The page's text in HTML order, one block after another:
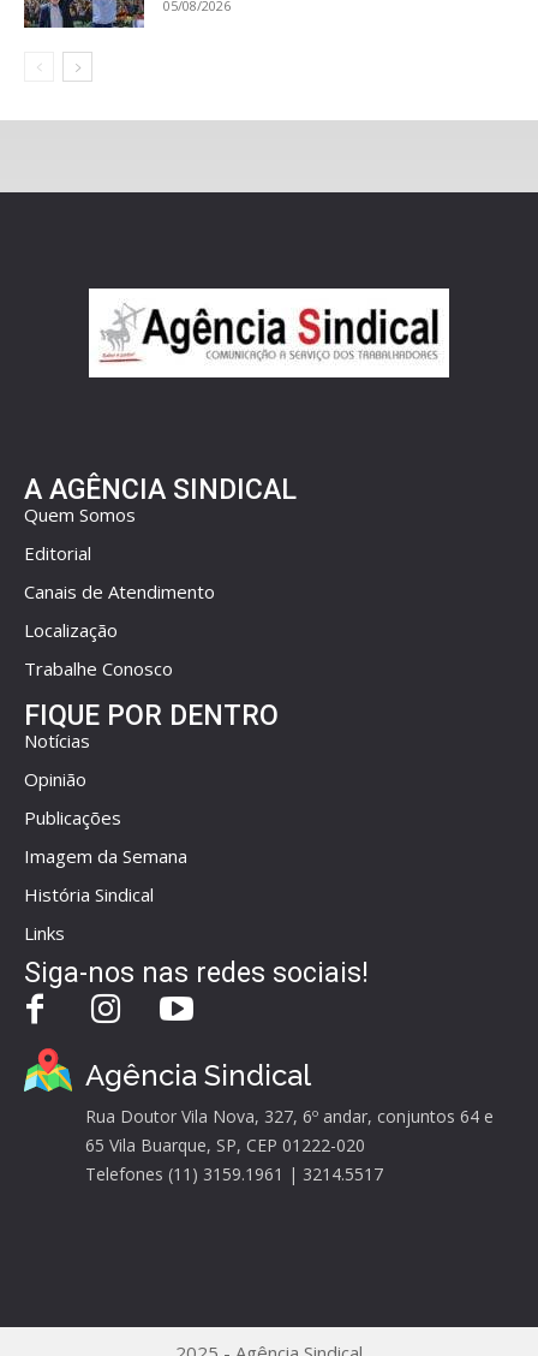
05/08/2026
A AGÊNCIA SINDICAL
Quem Somos
Editorial
Canais de Atendimento
Localização
Trabalhe Conosco
FIQUE POR DENTRO
Notícias
Opinião
Publicações
Imagem da Semana
História Sindical
Links
Siga-nos nas redes sociais!
Agência Sindical
Rua Doutor Vila Nova, 327, 6º andar, conjuntos 64 e
65 Vila Buarque, SP, CEP 01222-020
Telefones (11) 3159.1961 | 3214.5517